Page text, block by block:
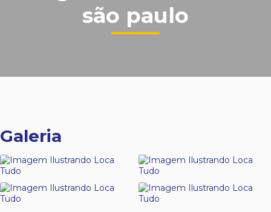
são paulo
Galeria